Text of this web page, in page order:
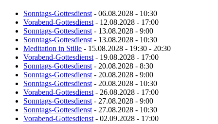
Sonntags-Gottesdienst - 06.08.2028 - 10:30
Vorabend-Gottesdienst - 12.08.2028 - 17:00
Sonntags-Gottesdienst - 13.08.2028 - 9:00
Sonntags-Gottesdienst - 13.08.2028 - 10:30
Meditation in Stille - 15.08.2028 - 19:30 - 20:30
Vorabend-Gottesdienst - 19.08.2028 - 17:00
Sonntags-Gottesdienst - 20.08.2028 - 8:30
Sonntags-Gottesdienst - 20.08.2028 - 9:00
Sonntags-Gottesdienst - 20.08.2028 - 10:30
Vorabend-Gottesdienst - 26.08.2028 - 17:00
Sonntags-Gottesdienst - 27.08.2028 - 9:00
Sonntags-Gottesdienst - 27.08.2028 - 10:30
Vorabend-Gottesdienst - 02.09.2028 - 17:00